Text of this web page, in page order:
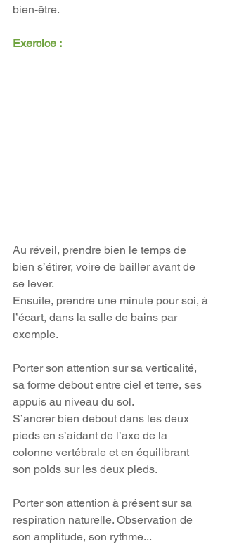
bien-être.
Exercice :
Au réveil, prendre bien le temps de
bien s’étirer, voire de bailler avant de
se lever.
Ensuite, prendre une minute pour soi, à
l’écart, dans la salle de bains par
exemple.
Porter son attention sur sa verticalité,
sa forme debout entre ciel et terre, ses
appuis au niveau du sol.
S’ancrer bien debout dans les deux
pieds en s’aidant de l’axe de la
colonne vertébrale et en équilibrant
son poids sur les deux pieds.
Porter son attention à présent sur sa
respiration naturelle. Observation de
son amplitude, son rythme...